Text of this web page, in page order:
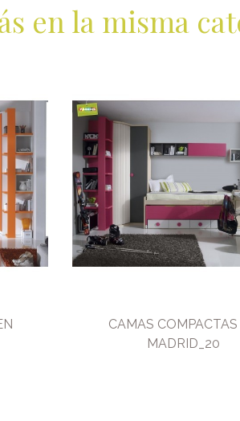
en la misma
CAMAS COMPACTAS
MADRID_20